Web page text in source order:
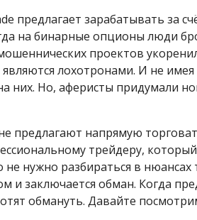
предлагает зарабатывать за
на бинарные опционы люди
проектов
являются лохотронами. И не
них. Но, аферисты придумали
предлагают напрямую
трейдеру,
нужно разбираться в
и заключается обман. Когда
обмануть. Давайте